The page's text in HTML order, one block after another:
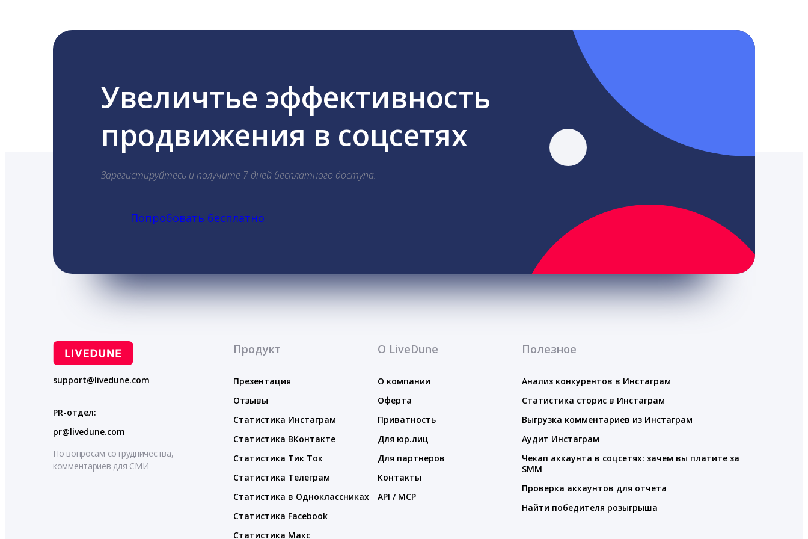
Увеличтье эффективность
продвижения в соцсетях
Зарегистируйтесь и получите 7 дней бесплатного доступа.
Попробовать бесплатно
support@livedune.com
PR-отдел:
pr@livedune.com
По вопросам сотрудничества,
комментариев для СМИ
Продукт
Презентация
Отзывы
Статистика Инстаграм
Статистика ВКонтакте
Статистика Тик Ток
Статистика Телеграм
Статистика в Одноклассниках
Статистика Facebook
Статистика Макс
О LiveDune
О компании
Оферта
Приватность
Для юр.лиц
Для партнеров
Контакты
API / MCP
Полезное
Анализ конкурентов в Инстаграм
Статистика сторис в Инстаграм
Выгрузка комментариев из Инстаграм
Аудит Инстаграм
Чекап аккаунта в соцсетях: зачем вы платите за
SMM
Проверка аккаунтов для отчета
Найти победителя розыгрыша